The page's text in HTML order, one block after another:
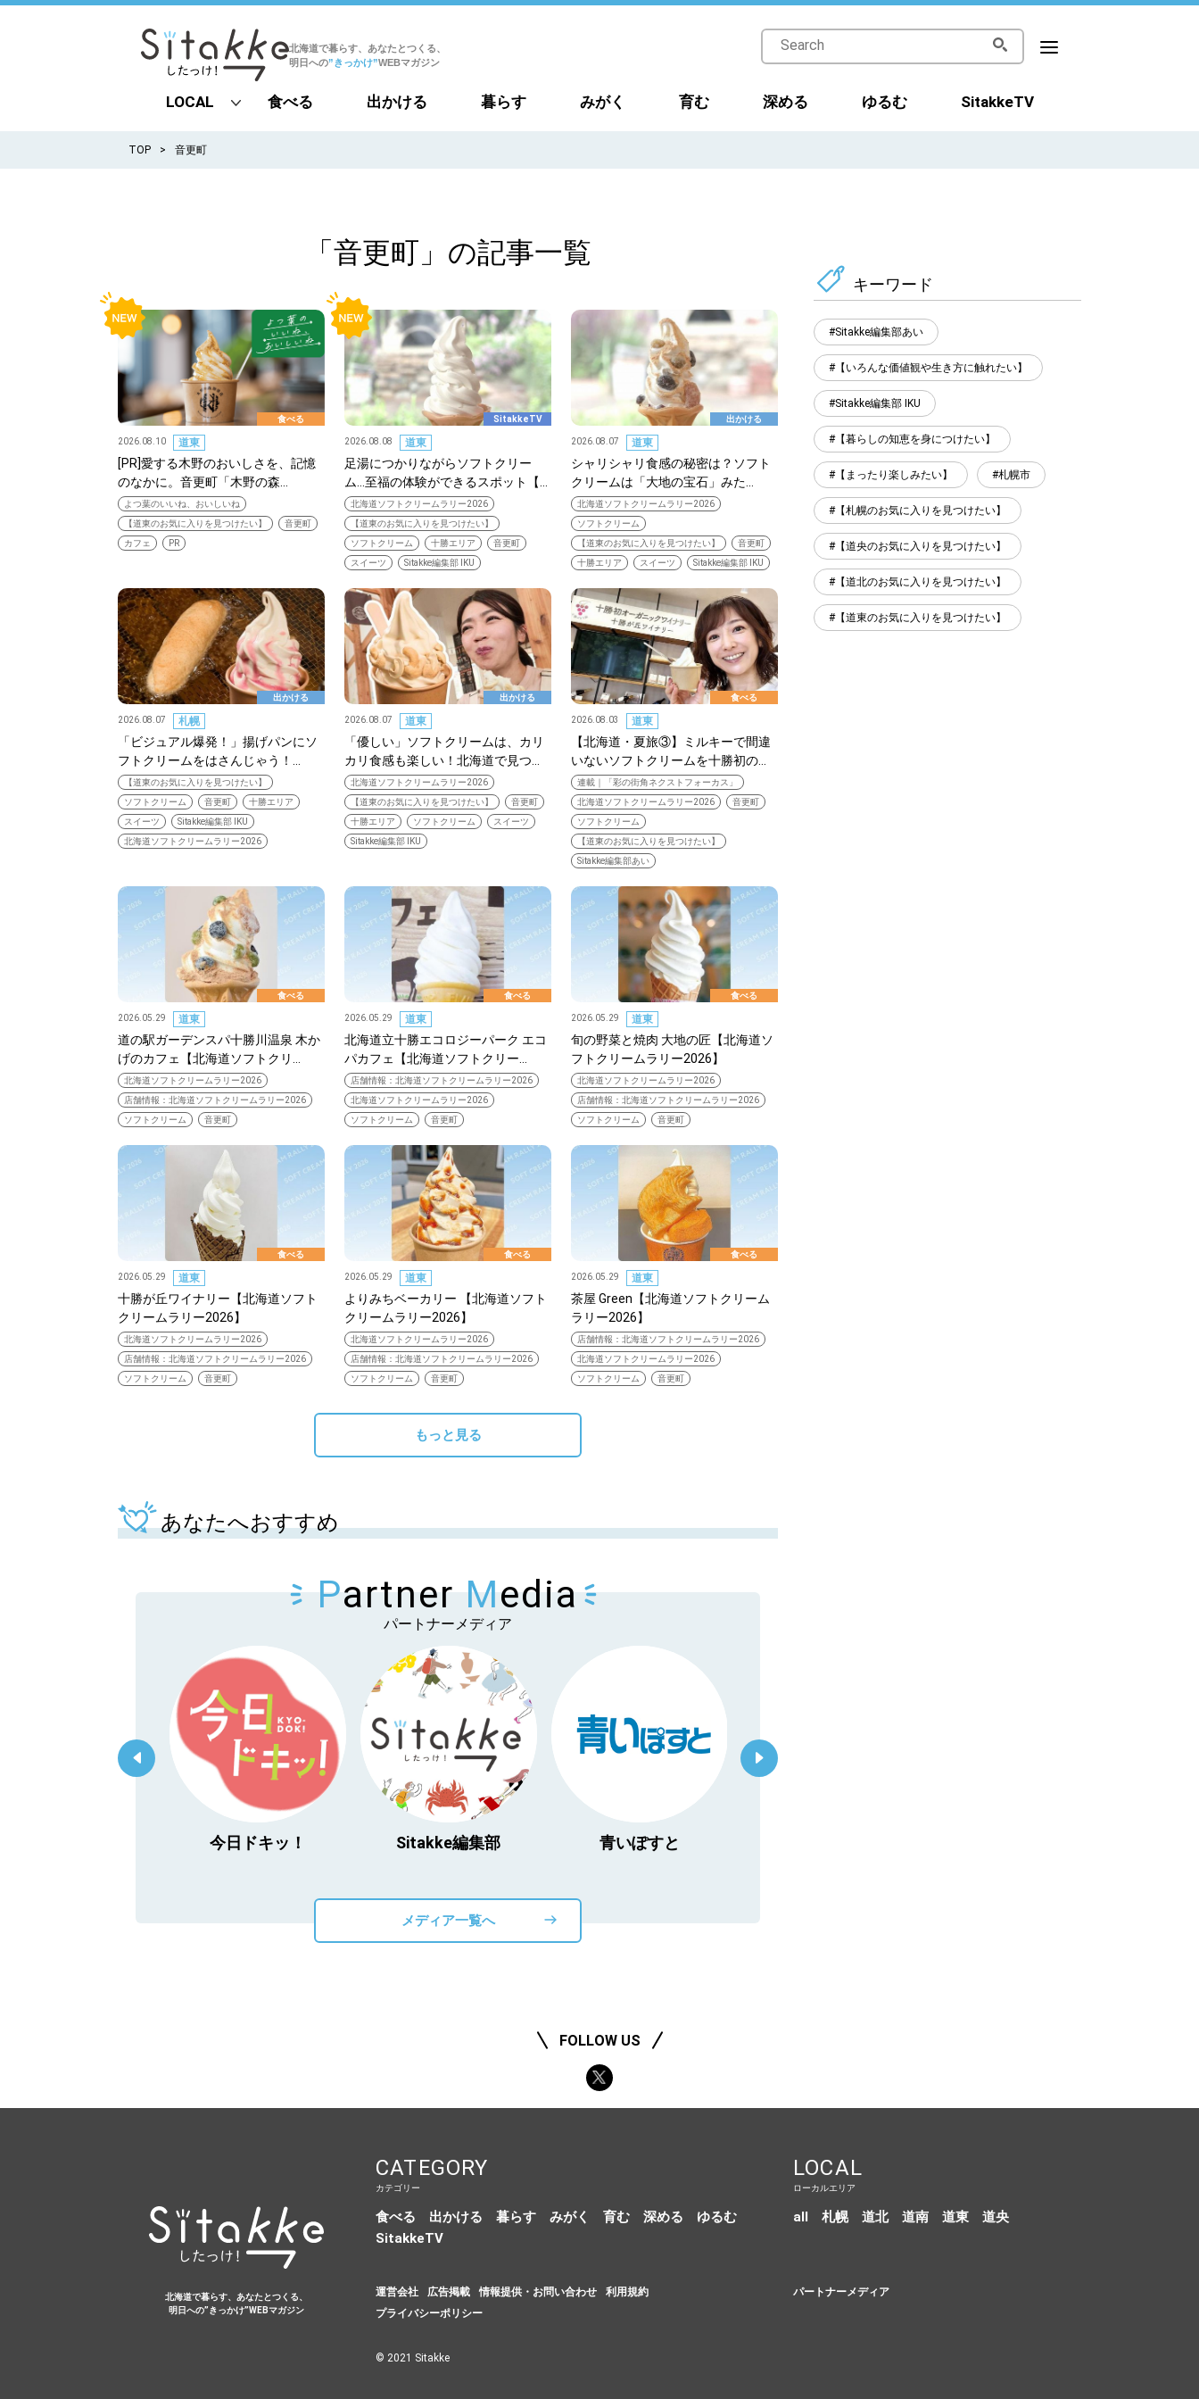
北海道で暮らす、あなたとつくる、
明日への”きっかけ”WEBマガジン
北海道で暮らす、あなたとつくる、
パートナーメディア Sitakkeパートナー
運営会社 情報提供・お問い合わせ 利用規約
プライバシーポリシー
SEARCH
検索する
CATEGORY
カテゴリー
LOCAL
ローカルエリア
KEYWORD
キーワード
【まったり楽しみたい】
【道央のお気に入りを見つけたい】
LOCAL
道東
道央
食べる 出かける 暮らす みがく 育む 深める ゆるむ SitakkeTV
TOP 音更町
「音更町」の記事一覧
食べる
2026.08.10 道東
[PR]愛する木野のおいしさを、記憶
のなかに。音更町「木野の森…
よつ葉のいいね、おいしいね
【道東のお気に入りを見つけたい】
音更町
カフェ
PR
SitakkeTV
2026.08.08 道東
足湯につかりながらソフトクリー
ム…至福の体験ができるスポット【…
北海道ソフトクリームラリー2026
【道東のお気に入りを見つけたい】
ソフトクリーム
十勝エリア
音更町
スイーツ
Sitakke編集部 IKU
出かける
2026.08.07 道東
シャリシャリ食感の秘密は？ソフト
クリームは「大地の宝石」みた…
北海道ソフトクリームラリー2026
ソフトクリーム
【道東のお気に入りを見つけたい】
音更町
十勝エリア
スイーツ Sitakke編集部 IKU
出かける
2026.08.07 札幌
「ビジュアル爆発！」揚げパンにソ
フトクリームをはさんじゃう！…
【道東のお気に入りを見つけたい】
ソフトクリーム
音更町
十勝エリア
スイーツ
Sitakke編集部 IKU
北海道ソフトクリームラリー2026
出かける
2026.08.07 道東
「優しい」ソフトクリームは、カリ
カリ食感も楽しい！北海道で見つ…
北海道ソフトクリームラリー2026
【道東のお気に入りを見つけたい】
音更町
十勝エリア
ソフトクリーム
スイーツ
Sitakke編集部 IKU
食べる
2026.08.03 道東
【北海道・夏旅③】ミルキーで間違
いないソフトクリームを十勝初の…
連載｜「彩の街角ネクストフォーカス」
北海道ソフトクリームラリー2026
音更町
ソフトクリーム
【道東のお気に入りを見つけたい】
Sitakke編集部あい
食べる
2026.05.29 道東
道の駅ガーデンスパ十勝川温泉 木か
げのカフェ【北海道ソフトクリ…
北海道ソフトクリームラリー2026
店舗情報：北海道ソフトクリームラリー2026
ソフトクリーム
音更町
食べる
2026.05.29 道東
北海道立十勝エコロジーパーク エコ
パカフェ【北海道ソフトクリー…
店舗情報：北海道ソフトクリームラリー2026
北海道ソフトクリームラリー2026
ソフトクリーム
音更町
食べる
2026.05.29 道東
旬の野菜と焼肉 大地の匠【北海道ソ
フトクリームラリー2026】
北海道ソフトクリームラリー2026
店舗情報：北海道ソフトクリームラリー2026
ソフトクリーム
音更町
食べる
2026.05.29 道東
十勝が丘ワイナリー【北海道ソフト
クリームラリー2026】
北海道ソフトクリームラリー2026
店舗情報：北海道ソフトクリームラリー2026
ソフトクリーム
音更町
食べる
2026.05.29 道東
よりみちベーカリー 【北海道ソフト
クリームラリー2026】
北海道ソフトクリームラリー2026
店舗情報：北海道ソフトクリームラリー2026
ソフトクリーム
音更町
食べる
2026.05.29 道東
茶屋 Green【北海道ソフトクリーム
ラリー2026】
店舗情報：北海道ソフトクリームラリー2026
北海道ソフトクリームラリー2026
ソフトクリーム
音更町
もっと見る
あなたへおすすめ
Partner Media
パートナーメディア
今日ドキッ！ Sitakke編集部 青いぽすと
メディア一覧へ
キーワード
Sitakke編集部あい
【いろんな価値観や生き方に触れたい】
Sitakke編集部 IKU
【暮らしの知恵を身につけたい】
【まったり楽しみたい】 札幌市
【札幌のお気に入りを見つけたい】
【道央のお気に入りを見つけたい】
【道北のお気に入りを見つけたい】
【道東のお気に入りを見つけたい】
FOLLOW US
北海道で暮らす、あなたとつくる、
明日への”きっかけ”WEBマガジン
CATEGORY
カテゴリー
食べる 出かける 暮らす みがく 育む 深める
ゆるむ
SitakkeTV
LOCAL
ローカルエリア
all 札幌 道北 道南 道東 道央
運営会社 広告掲載 情報提供・お問い合わせ
利用規約
プライバシーポリシー
パートナーメディア
© 2021 Sitakke